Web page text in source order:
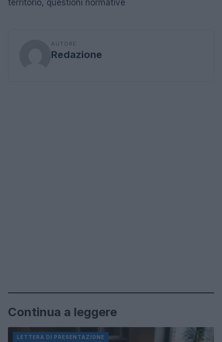
territorio, questioni normative
AUTORE
Redazione
Continua a leggere
LETTERA DI PRESENTAZIONE